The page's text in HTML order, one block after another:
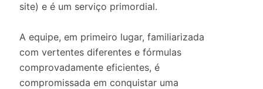
site) e é um serviço primordial.
A equipe, em primeiro lugar, familiarizada
com vertentes diferentes e fórmulas
comprovadamente eficientes, é
compromissada em conquistar uma